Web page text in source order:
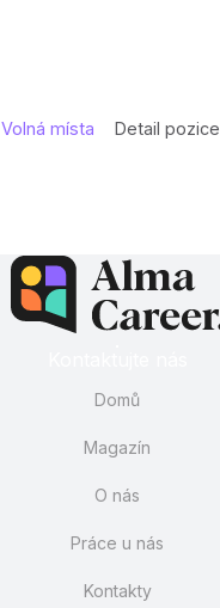
Volná místa Detail pozice
Domů
Magazín
O nás
Práce u nás
Kontakty